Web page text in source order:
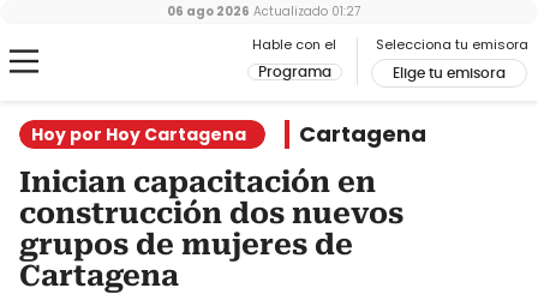
Hable con el
Programa
Selecciona tu emisora
Elige tu emisora
06 ago 2026 Actualizado 01:27
Hoy por Hoy Cartagena Cartagena
Inician capacitación en
construcción dos nuevos
grupos de mujeres de
Cartagena